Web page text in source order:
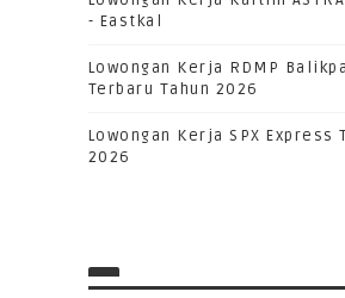
- Eastkal
Lowongan Kerja RDMP
Terbaru Tahun 2026
Lowongan Kerja SPX Express
2026